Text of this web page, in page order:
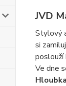
JVD
Stylový
si
poslouží
Ve dne